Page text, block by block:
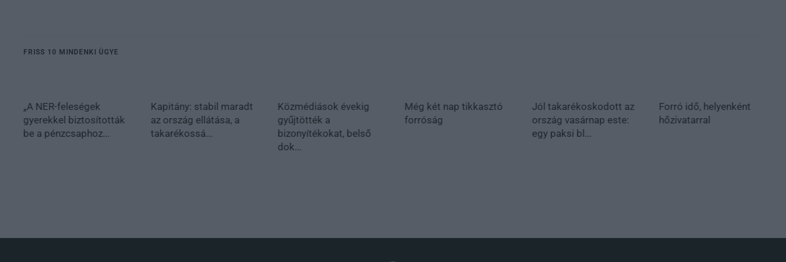
FRISS 10 MINDENKI ÜGYE
„A NER-feleségek
gyerekkel biztosították
be a pénzcsaphoz...
Kapitány: stabil maradt
az ország ellátása, a
takarékossá...
Közmédiások évekig
gyűjtötték a
bizonyítékokat, belső
dok...
Még két nap tikkasztó
forróság
Jól takarékoskodott az
ország vasárnap este:
egy paksi bl...
Forró idő, helyenként
hőzivatarral